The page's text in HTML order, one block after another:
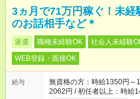
3ヵ月で71万円稼ぐ！未
のお話相手など＊
派遣 職種未経験OK 社会人未経験
WEB登録・面接OK
給与
無資格の方：時給1350円～
2062円 / 初任者以上：時給